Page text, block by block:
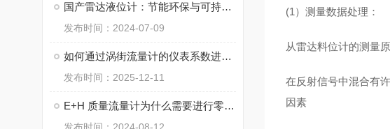
国产雷达液位计：节能环保与可持续发展
发布时间：2024-07-09
如何通过涡街流量计的仪表系数进行换算？
发布时间：2025-12-11
E+H 质量流量计为什么需要进行零点标定？
(1）测量数据处理：
从雷达料位计的测量
在反射信号中混合有
因素